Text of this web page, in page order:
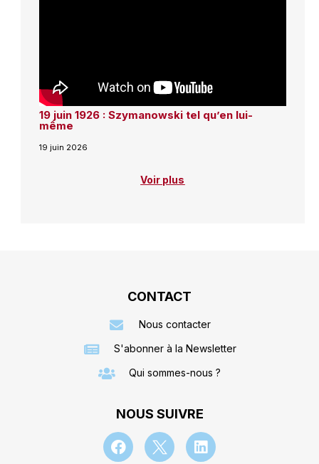
19 juin 1926 : Szymanowski tel qu’en lui-
même
19 juin 2026
Voir plus
CONTACT
Nous contacter
S'abonner à la Newsletter
Qui sommes-nous ?
NOUS SUIVRE